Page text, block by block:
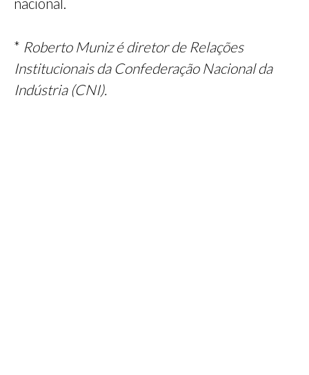
* Roberto Muniz é diretor de Relações
Institucionais da Confederação Nacional da
Indústria (CNI).